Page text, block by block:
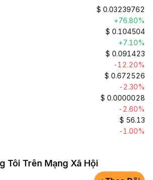
$ 0.03239762
+76.80%
$ 0.104504
+7.10%
$ 0.091423
-12.20%
$ 0.672526
-2.30%
$ 0.0000028
-2.60%
$ 56.13
-1.00%
Tôi Trên Mạng Xã Hội